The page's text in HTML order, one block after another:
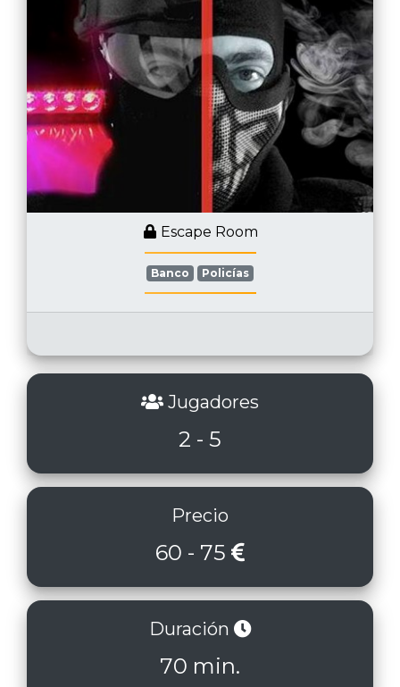
Escape Room
Banco Policías
Jugadores
2 - 5
Precio
60 - 75
Duración
70 min.